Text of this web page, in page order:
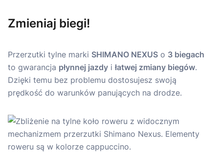
Zmieniaj biegi!
Przerzutki tylne marki SHIMANO NEXUS o 3 biegach
to gwarancja płynnej jazdy i łatwej zmiany biegów.
Dzięki temu bez problemu dostosujesz swoją
prędkość do warunków panujących na drodze.